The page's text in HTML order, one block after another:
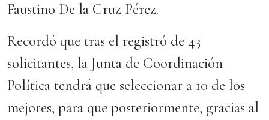
Faustino De la Cruz Pérez.
Recordó que tras el registró de 43
solicitantes, la Junta de Coordinación
Política tendrá que seleccionar a 10 de los
mejores, para que posteriormente, gracias al